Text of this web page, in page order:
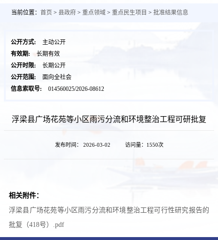
当前位置： 首页 > 县政府 > 重点领域 > 重点民生项目 > 批准结果信息
公开方式:
主动公开
有效期:
长期有效
公开时限:
长期公开
公开范围:
面向全社会
信息索取号:
014560025/2026-08612
浮梁县广场花苑等小区雨污分流和环境整治工程可研批复
发布时间： 2026-03-02 访问量： 1550次
相关附件：
浮梁县广场花苑等小区雨污分流和环境整治工程可行性研究报告的
批复（418号）.pdf